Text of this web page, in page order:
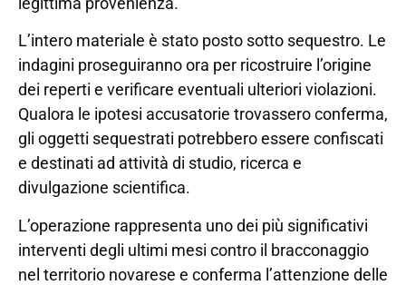
L’intero materiale è stato posto sotto sequestro. Le
indagini proseguiranno ora per ricostruire l’origine
dei reperti e verificare eventuali ulteriori violazioni.
Qualora le ipotesi accusatorie trovassero conferma,
gli oggetti sequestrati potrebbero essere confiscati
e destinati ad attività di studio, ricerca e
divulgazione scientifica.
L’operazione rappresenta uno dei più significativi
interventi degli ultimi mesi contro il bracconaggio
nel territorio novarese e conferma l’attenzione delle